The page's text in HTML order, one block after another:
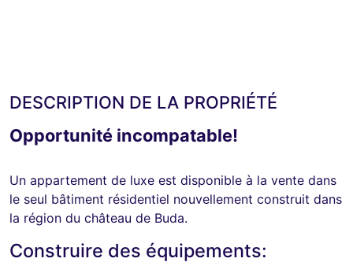
DESCRIPTION DE LA PROPRIÉTÉ
Opportunité incompatable!
Un appartement de luxe est disponible à la vente dans
le seul bâtiment résidentiel nouvellement construit dans
la région du château de Buda.
Construire des équipements: